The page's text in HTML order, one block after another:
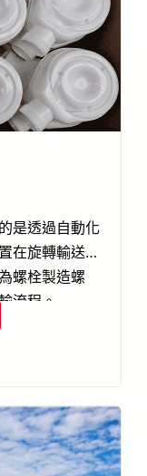
是透過自動化
在旋轉輸送帶
螺栓製造螺
流程。